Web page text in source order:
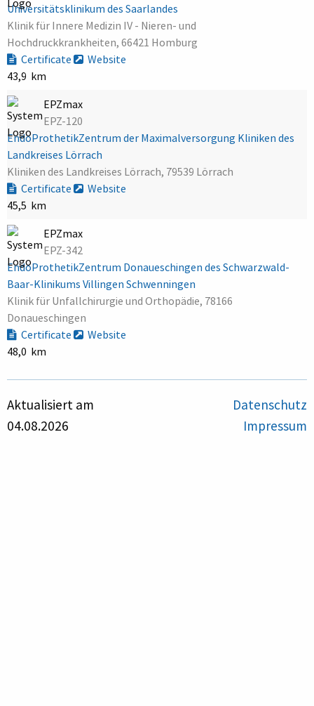
Universitätsklinikum des Saarlandes
Klinik für Innere Medizin IV - Nieren- und
Hochdruckkrankheiten, 66421 Homburg
Certificate
Website
43,9 km
EPZmax
EPZ-120
EndoProthetikZentrum der Maximalversorgung Kliniken des
Landkreises Lörrach
Kliniken des Landkreises Lörrach, 79539 Lörrach
Certificate
Website
45,5 km
EPZmax
EPZ-342
EndoProthetikZentrum Donaueschingen des Schwarzwald-
Baar-Klinikums Villingen Schwenningen
Klinik für Unfallchirurgie und Orthopädie, 78166
Donaueschingen
Certificate
Website
48,0 km
Aktualisiert am
04.08.2026
Datenschutz
Impressum